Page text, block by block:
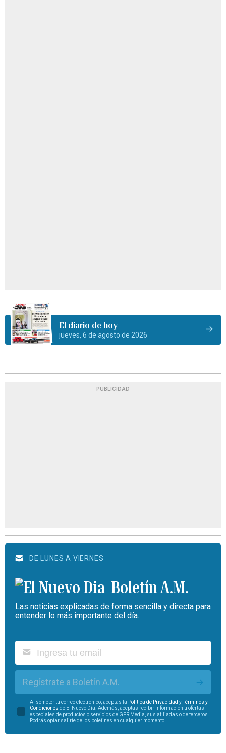
El diario de hoy
jueves, 6 de agosto de 2026
PUBLICIDAD
DE LUNES A VIERNES
Boletín A.M.
Las noticias explicadas de forma sencilla y directa para
entender lo más importante del día.
Regístrate a Boletín A.M.
Al someter tu correo electrónico, aceptas la Política de Privacidad yTérminos y
Condiciones de El Nuevo Día. Además, aceptas recibir información u ofertas
especiales de productos o servicios de GFR Media, sus afiliadas o de terceros.
Podrás optar salirte de los boletines en cualquier momento.